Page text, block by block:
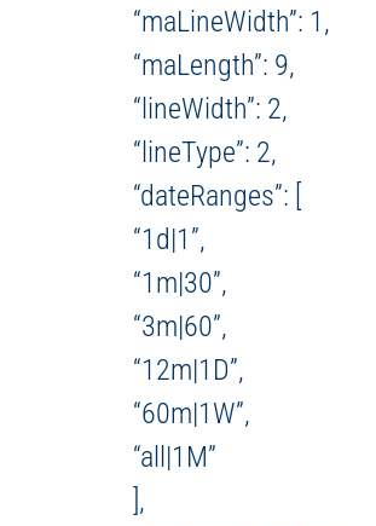
“maLineWidth”: 1,
“maLength”: 9,
“lineWidth”: 2,
“lineType”: 2,
“dateRanges”: [
“1d|1”,
“1m|30”,
“3m|60”,
“12m|1D”,
“60m|1W”,
“all|1M”
],